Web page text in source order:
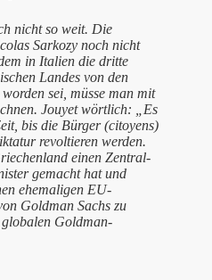
nicht so weit. Die
Sarkozy noch nicht
in Italien die dritte
Landes von den
sei, müsse man mit
Jouyet wörtlich: „Es
bis die Bürger (citoyens)
revoltieren werden.
einen Zentral-
gemacht hat und
ehemaligen EU-
Goldman Sachs zu
Goldman-